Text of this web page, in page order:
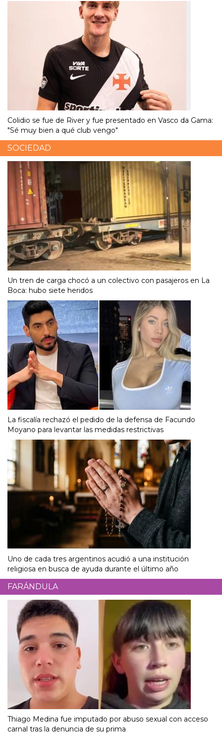
Colidio se fue de River y fue presentado en Vasco da Gama:
"Sé muy bien a qué club vengo"
SOCIEDAD
Un tren de carga chocó a un colectivo con pasajeros en La
Boca: hubo siete heridos
La fiscalía rechazó el pedido de la defensa de Facundo
Moyano para levantar las medidas restrictivas
Uno de cada tres argentinos acudió a una institución
religiosa en busca de ayuda durante el último año
FARÁNDULA
Thiago Medina fue imputado por abuso sexual con acceso
carnal tras la denuncia de su prima